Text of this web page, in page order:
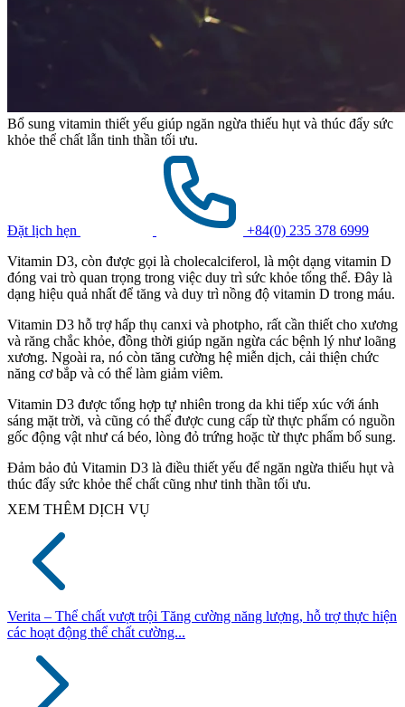
Bổ sung vitamin thiết yếu giúp ngăn ngừa thiếu hụt và thúc đẩy sức
khỏe thể chất lẫn tinh thần tối ưu.
Đặt lịch hẹn
+84(0) 235 378 6999
Vitamin D3, còn được gọi là cholecalciferol, là một dạng vitamin D
đóng vai trò quan trọng trong việc duy trì sức khỏe tổng thể. Đây là
dạng hiệu quả nhất để tăng và duy trì nồng độ vitamin D trong máu.
Vitamin D3 hỗ trợ hấp thụ canxi và photpho, rất cần thiết cho xương
và răng chắc khỏe, đồng thời giúp ngăn ngừa các bệnh lý như loãng
xương. Ngoài ra, nó còn tăng cường hệ miễn dịch, cải thiện chức
năng cơ bắp và có thể làm giảm viêm.
Vitamin D3 được tổng hợp tự nhiên trong da khi tiếp xúc với ánh
sáng mặt trời, và cũng có thể được cung cấp từ thực phẩm có nguồn
gốc động vật như cá béo, lòng đỏ trứng hoặc từ thực phẩm bổ sung.
Đảm bảo đủ Vitamin D3 là điều thiết yếu để ngăn ngừa thiếu hụt và
thúc đẩy sức khỏe thể chất cũng như tinh thần tối ưu.
XEM THÊM DỊCH VỤ
Verita – Thể chất vượt trội Tăng cường năng lượng, hỗ trợ thực hiện
các hoạt động thể chất cường...